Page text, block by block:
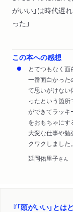
がいい」は時代遅
った」
この本への感想
とてつもなく面
一番面白かった
て思いがけない
ったという箇
ができてラッキ
をおもちゃにす
大変な仕事や
クワクしました。
延岡佑里子さん
『「頭がいい」と